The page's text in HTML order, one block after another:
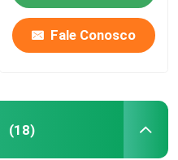
Fale Conosco
(18)